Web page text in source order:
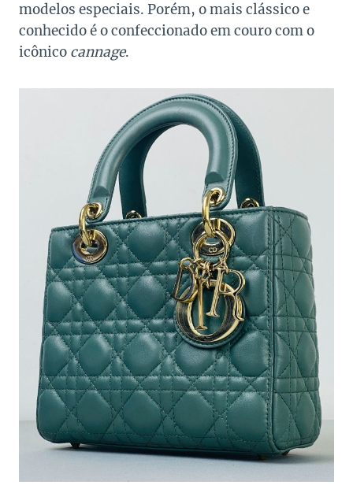
modelos especiais. Porém, o mais clássico e
conhecido é o confeccionado em couro com o
icônico cannage.